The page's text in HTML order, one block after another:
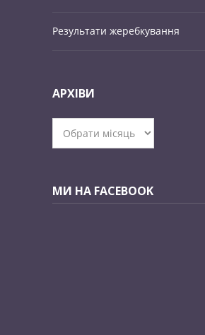
Результати жеребкування
АРХІВИ
МИ НА FACEBOOK